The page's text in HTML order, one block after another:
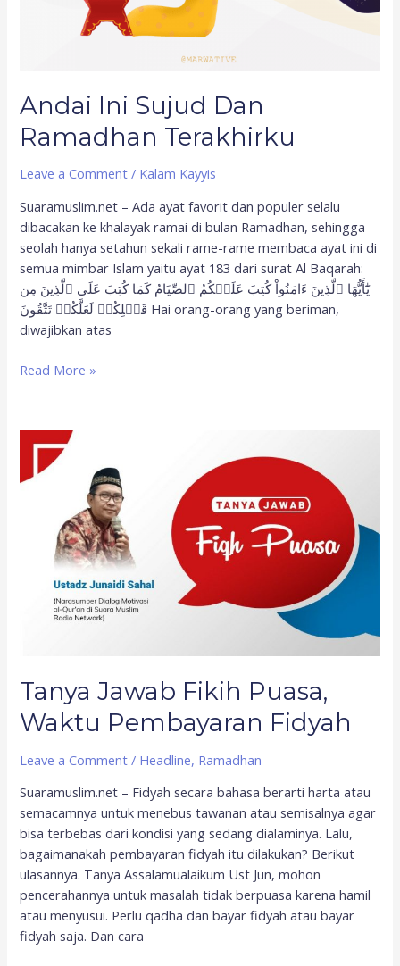
Andai Ini Sujud Dan
Ramadhan Terakhirku
Leave a Comment / Kalam Kayyis
Suaramuslim.net – Ada ayat favorit dan populer selalu
dibacakan ke khalayak ramai di bulan Ramadhan, sehingga
seolah hanya setahun sekali rame-rame membaca ayat ini di
semua mimbar Islam yaitu ayat 183 dari surat Al Baqarah:
يَٰٓأَيُّهَا ٱلَّذِينَ ءَامَنُواْ كُتِبَ عَلَيۡكُمُ ٱلصِّيَامُ كَمَا كُتِبَ عَلَى ٱلَّذِينَ مِن
قَبۡلِكُمۡ لَعَلَّكُمۡ تَتَّقُونَ Hai orang-orang yang beriman,
diwajibkan atas
Read More »
Tanya Jawab Fikih Puasa,
Waktu Pembayaran Fidyah
Leave a Comment / Headline, Ramadhan
Suaramuslim.net – Fidyah secara bahasa berarti harta atau
semacamnya untuk menebus tawanan atau semisalnya agar
bisa terbebas dari kondisi yang sedang dialaminya. Lalu,
bagaimanakah pembayaran fidyah itu dilakukan? Berikut
ulasannya. Tanya Assalamualaikum Ust Jun, mohon
pencerahannya untuk masalah tidak berpuasa karena hamil
atau menyusui. Perlu qadha dan bayar fidyah atau bayar
fidyah saja. Dan cara
Tanya
Jawab
Fikih
Pembayaran
Fidyah